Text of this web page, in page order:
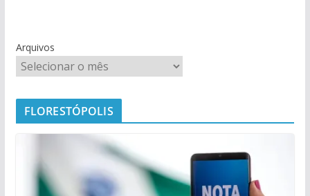
Arquivos
FLORESTÓPOLIS